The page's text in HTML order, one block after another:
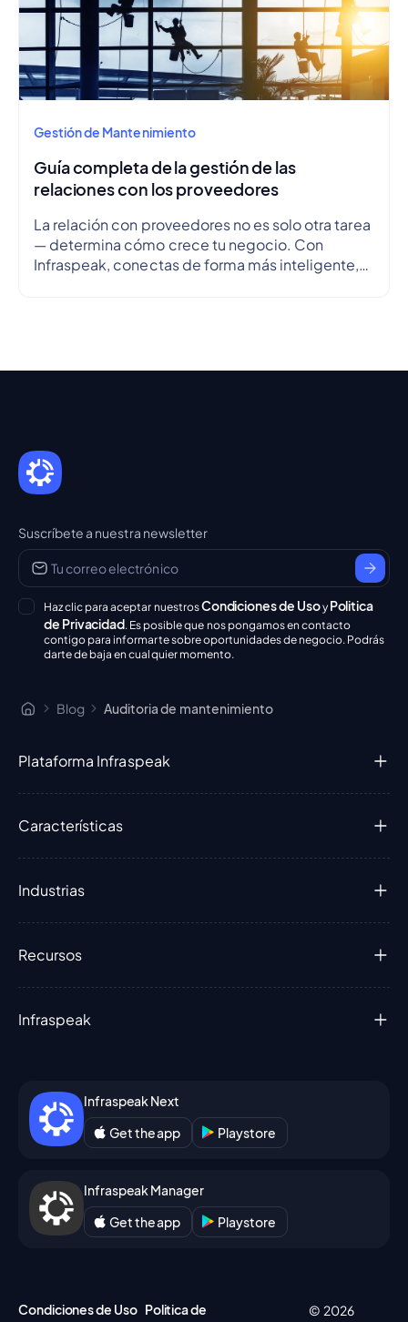
Gestión de Mantenimiento
Guía completa de la gestión de las
relaciones con los proveedores
La relación con proveedores no es solo otra tarea
— determina cómo crece tu negocio. Con
Infraspeak, conectas de forma más inteligente,
Suscríbete a nuestra newsletter
Haz clic para aceptar nuestrosCondiciones de Usoy Politica
de Privacidad. Es posible que nos pongamos en contacto
contigo para informarte sobre oportunidades de negocio. Podrás
darte de baja en cualquier momento.
Blog Auditoria de mantenimiento
Plataforma Infraspeak
Características
Industrias
Recursos
Infraspeak
Infraspeak Next
Get the app
Playstore
Infraspeak Manager
Get the app
Playstore
Condiciones de Uso Politica de
© 2026